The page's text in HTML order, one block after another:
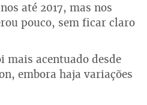
até 2017, mas nos
pouco, sem ficar claro
acentuado desde
embora haja variações